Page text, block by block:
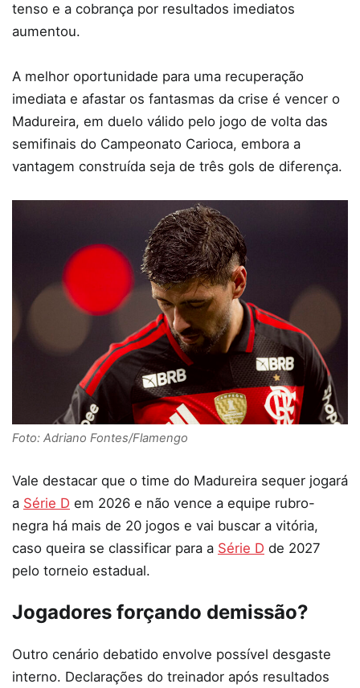
tenso e a cobrança por resultados imediatos
aumentou.
A melhor oportunidade para uma recuperação
imediata e afastar os fantasmas da crise é vencer o
Madureira, em duelo válido pelo jogo de volta das
semifinais do Campeonato Carioca, embora a
vantagem construída seja de três gols de diferença.
Foto: Adriano Fontes/Flamengo
Vale destacar que o time do Madureira sequer jogará
a Série D em 2026 e não vence a equipe rubro-
negra há mais de 20 jogos e vai buscar a vitória,
caso queira se classificar para a Série D de 2027
pelo torneio estadual.
Jogadores forçando demissão?
Outro cenário debatido envolve possível desgaste
interno. Declarações do treinador após resultados